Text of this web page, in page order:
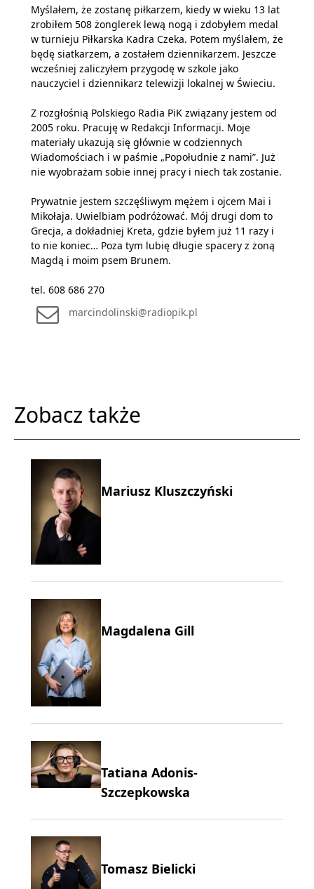
Myślałem, że zostanę piłkarzem, kiedy w wieku 13 lat
zrobiłem 508 żonglerek lewą nogą i zdobyłem medal
w turnieju Piłkarska Kadra Czeka. Potem myślałem, że
będę siatkarzem, a zostałem dziennikarzem. Jeszcze
wcześniej zaliczyłem przygodę w szkole jako
nauczyciel i dziennikarz telewizji lokalnej w Świeciu.
Z rozgłośnią Polskiego Radia PiK związany jestem od
2005 roku. Pracuję w Redakcji Informacji. Moje
materiały ukazują się głównie w codziennych
Wiadomościach i w paśmie „Popołudnie z nami”. Już
nie wyobrażam sobie innej pracy i niech tak zostanie.
Prywatnie jestem szczęśliwym mężem i ojcem Mai i
Mikołaja. Uwielbiam podróżować. Mój drugi dom to
Grecja, a dokładniej Kreta, gdzie byłem już 11 razy i
to nie koniec… Poza tym lubię długie spacery z żoną
Magdą i moim psem Brunem.
tel. 608 686 270
marcindolinski@radiopik.pl
Zobacz także
Mariusz Kluszczyński
Magdalena Gill
Tatiana Adonis-
Szczepkowska
Tomasz Bielicki